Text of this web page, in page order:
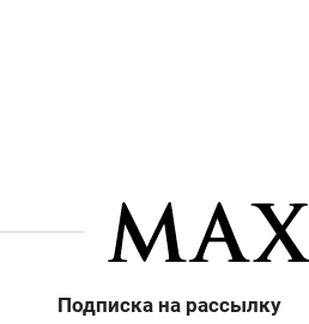
Подписка на рассылку